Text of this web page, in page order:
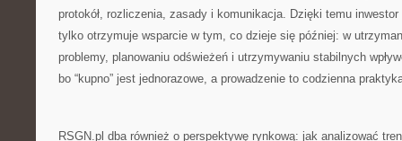
protokół, rozliczenia, zasady i komunikacja. Dzięki temu
tylko otrzymuje wsparcie w tym, co dzieje się później: w
problemy, planowaniu odświeżeń i utrzymywaniu stabilnych
bo “kupno” jest jednorazowe, a prowadzenie to codzienna
RSGN.pl dba również o perspektywę rynkową: jak analizować